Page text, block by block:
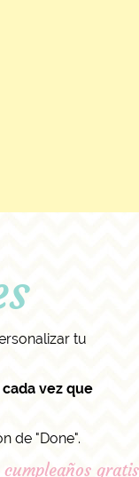
tu
vez que
de "Done".
gratis